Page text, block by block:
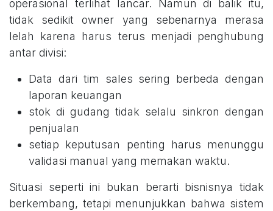
operasional terlihat lancar. Namun di balik itu,
tidak sedikit owner yang sebenarnya merasa
lelah karena harus terus menjadi penghubung
antar divisi:
Data dari tim sales sering berbeda dengan
laporan keuangan
stok di gudang tidak selalu sinkron dengan
penjualan
setiap keputusan penting harus menunggu
validasi manual yang memakan waktu.
Situasi seperti ini bukan berarti bisnisnya tidak
berkembang, tetapi menunjukkan bahwa sistem